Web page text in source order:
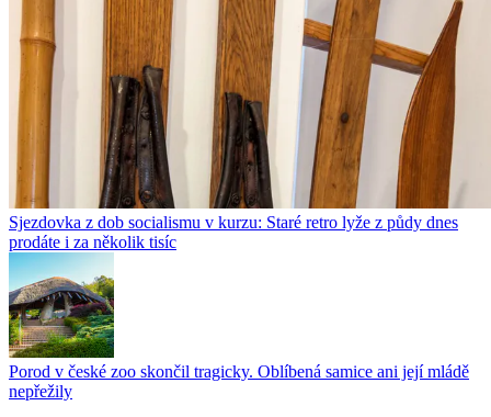
Sjezdovka z dob socialismu v kurzu: Staré retro lyže z půdy dnes
prodáte i za několik tisíc
Porod v české zoo skončil tragicky. Oblíbená samice ani její mládě
nepřežily